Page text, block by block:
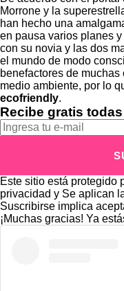
Morrone y la
han hecho una
en pausa varios planes
con su novia y las dos
el mundo de modo
benefactores de
medio ambiente, por lo
ecofriendly.
Recibe gratis
Este sitio está protegido
privacidad y Se aplican
Suscribirse implica
¡Muchas gracias! Ya